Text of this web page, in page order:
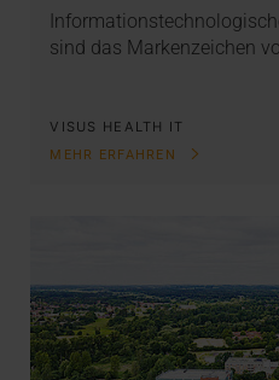
sind das Markenzeichen
VISUS HEALTH IT
MEHR ERFAHREN